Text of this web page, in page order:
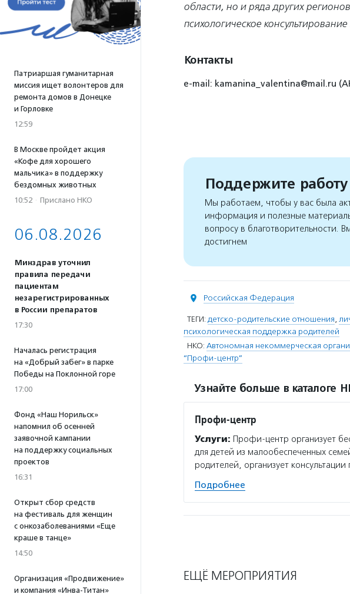
Патриаршая гуманитарная
миссия ищет волонтеров для
ремонта домов в Донецке
и Горловке
12:59
В Москве пройдет акция
«Кофе для хорошего
мальчика» в поддержку
бездомных животных
10:52 · Прислано НКО
06.08.2026
Минздрав уточнил
правила передачи
пациентам
незарегистрированных
в России препаратов
17:30
Началась регистрация
на «Добрый забег» в парке
Победы на Поклонной горе
17:00
Фонд «Наш Норильск»
напомнил об осенней
заявочной кампании
на поддержку социальных
проектов
16:31
Открыт сбор средств
на фестиваль для женщин
с онкозаболеваниями «Еще
краше в танце»
14:50
Организация «Продвижение»
и компания «Инва-Титан»
области, но и ряда других
психологическое
Контакты
e-mail: kamanina_valentina@mail.ru
Поддержите
Мы работаем, чтобы у вас была
информация и полезные
вопросу в благотворительности.
достигнем
Российская Федерация
ТЕГИ: детско-родительские отношения,
психологическая поддержка родителей
НКО: Автономная некоммерческая
“Профи-центр”
Узнайте больше в каталоге
Профи-центр
Услуги: Профи-центр организует
для детей из малообеспеченных
родителей, организует
Подробнее
ЕЩЁ МЕРОПРИЯТИЯ